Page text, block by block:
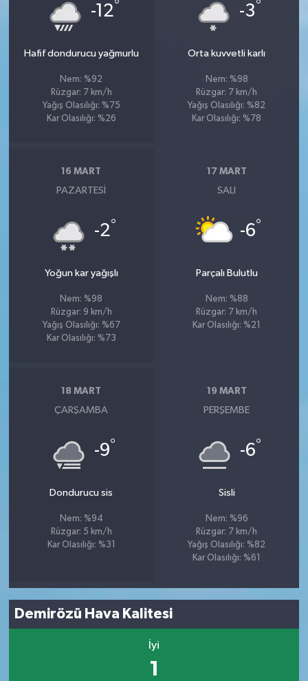
-12°
Hafif dondurucu yağmurlu
Nem: %92
Rüzgar: 7 km/h
Yağış Olasılığı: %75
Kar Olasılığı: %26
-3°
Orta kuvvetli karlı
Nem: %98
Rüzgar: 7 km/h
Yağış Olasılığı: %82
Kar Olasılığı: %78
16 MART
PAZARTESI
-2°
Yoğun kar yağışlı
Nem: %98
Rüzgar: 9 km/h
Yağış Olasılığı: %67
Kar Olasılığı: %73
17 MART
SALI
-6°
Parçalı Bulutlu
Nem: %88
Rüzgar: 7 km/h
Kar Olasılığı: %21
18 MART
ÇARŞAMBA
-9°
Dondurucu sis
Nem: %94
Rüzgar: 5 km/h
Kar Olasılığı: %31
19 MART
PERŞEMBE
-6°
Sisli
Nem: %96
Rüzgar: 7 km/h
Yağış Olasılığı: %82
Kar Olasılığı: %61
Demirözü Hava Kalitesi
İyi
1